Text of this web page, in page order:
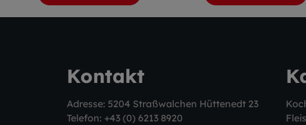
Kontakt
Adresse: 5204 Straßwalchen Hüttenedt 23
Telefon: +43 (0) 6213 8920